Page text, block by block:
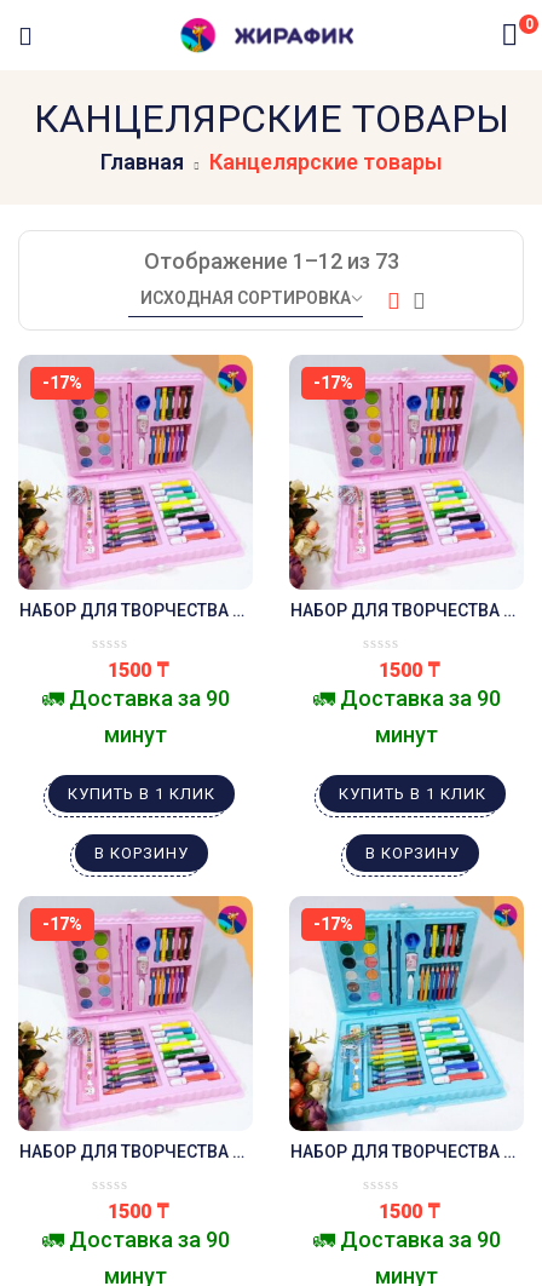
0
КАНЦЕЛЯРСКИЕ ТОВАРЫ
Главная Канцелярские товары
Отображение 1–12 из 73
-17%
НАБОР ДЛЯ ТВОРЧЕСТВА 68
КОШЕЧКА .
1500 ₸
🚛 Доставка за 90
минут
КУПИТЬ В 1 КЛИК
В КОРЗИНУ
-17%
НАБОР ДЛЯ ТВОРЧЕСТВА 68
ЗАМОК .
1500 ₸
🚛 Доставка за 90
минут
КУПИТЬ В 1 КЛИК
В КОРЗИНУ
-17%
НАБОР ДЛЯ ТВОРЧЕСТВА 68
ЗАЙКА .
1500 ₸
🚛 Доставка за 90
минут
-17%
НАБОР ДЛЯ ТВОРЧЕСТВА 68
ЛЬВЁНОК .
1500 ₸
🚛 Доставка за 90
минут